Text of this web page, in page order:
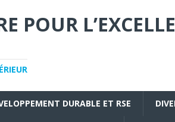
POUR
DURABLE ET RSE